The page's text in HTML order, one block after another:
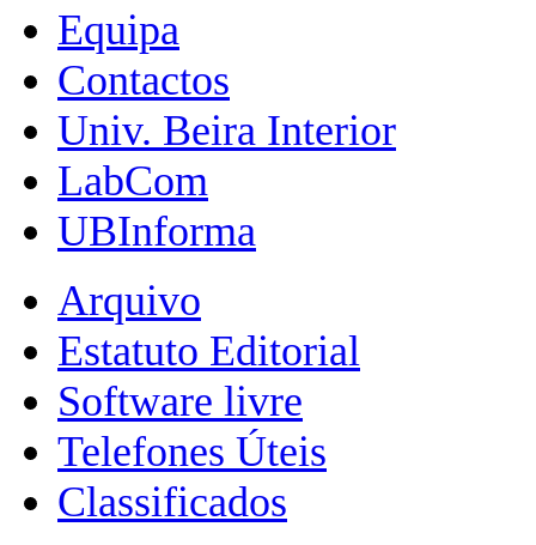
Equipa
Contactos
Univ. Beira Interior
LabCom
UBInforma
Arquivo
Estatuto Editorial
Software livre
Telefones Úteis
Classificados